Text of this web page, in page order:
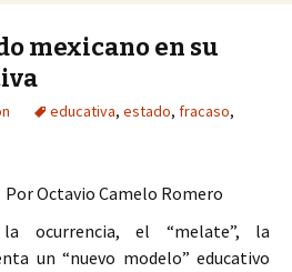
mexicano en su
educativa, estado, fracaso,
Por Octavio Camelo Romero
la ocurrencia, el “melate”, la
un “nuevo modelo” educativo